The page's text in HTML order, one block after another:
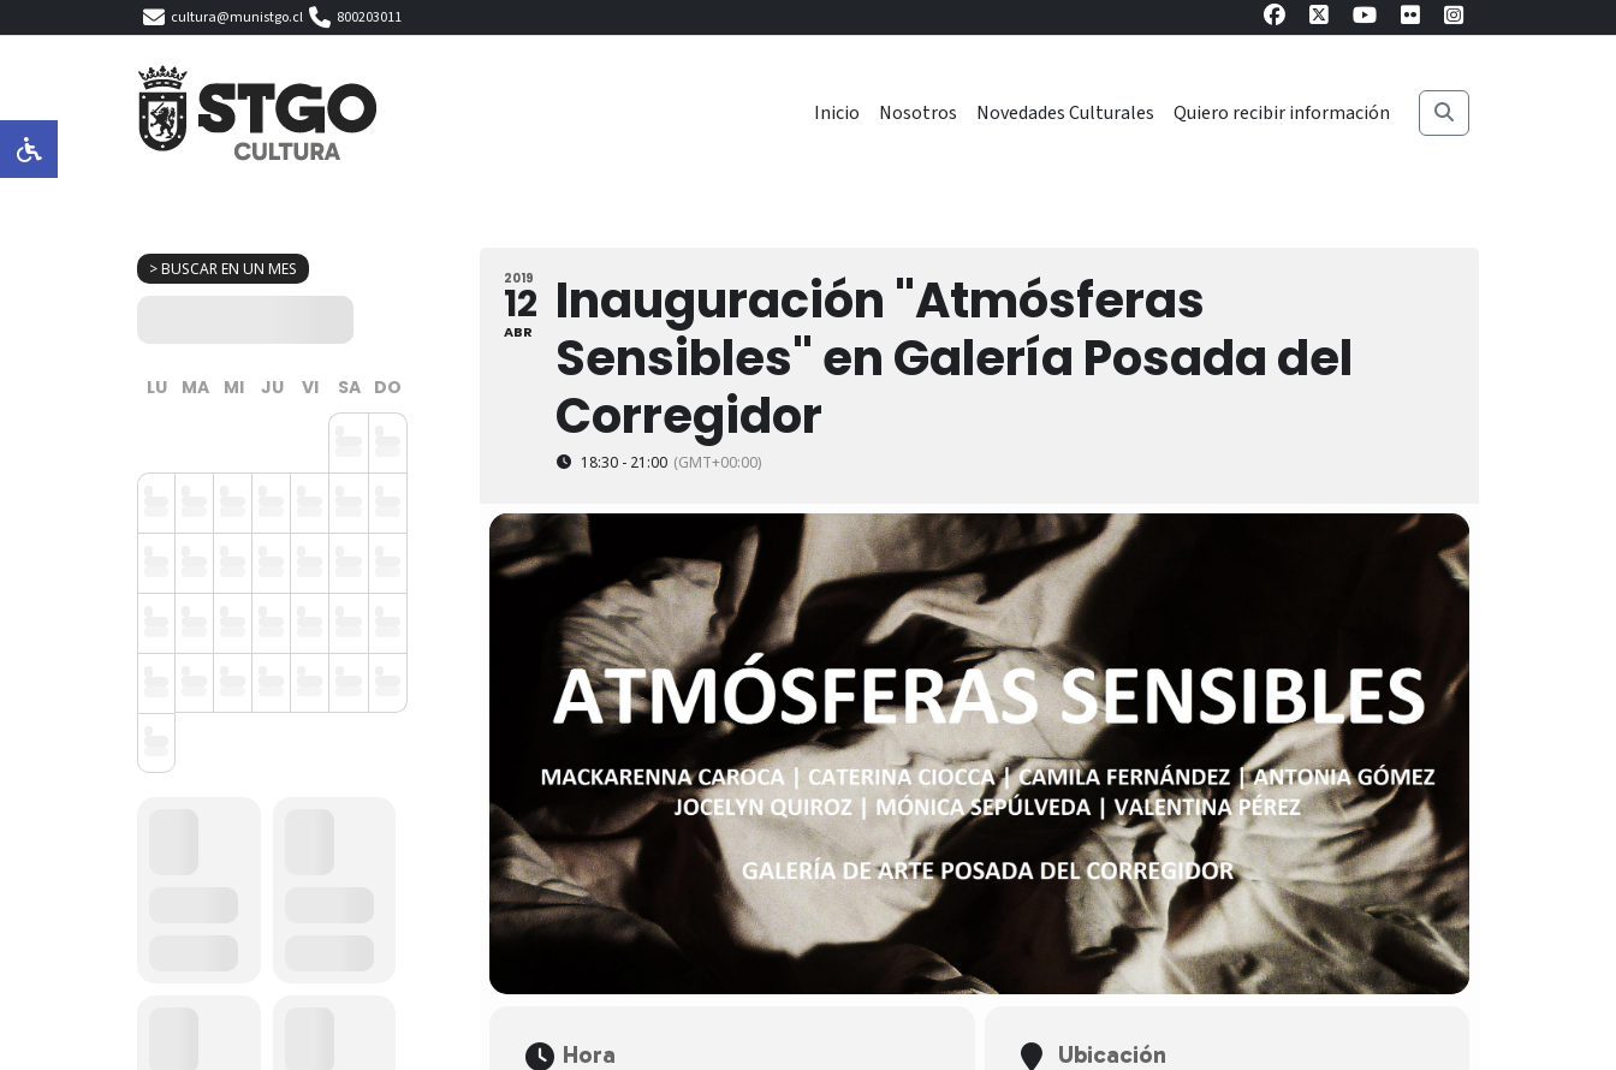
cultura@munistgo.cl 800203011
Inicio Nosotros Novedades Culturales Quiero recibir información
> BUSCAR EN UN MES
LU MA MI JU VI SA DO
2019
12
ABR
Inauguración "Atmósferas
Sensibles" en Galería Posada del
Corregidor
18:30 - 21:00 (GMT+00:00)
Hora Ubicación